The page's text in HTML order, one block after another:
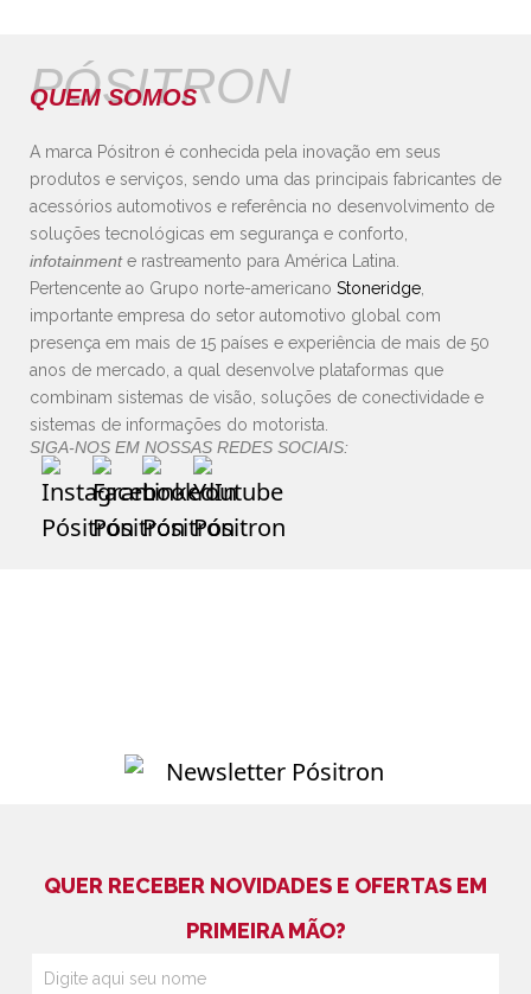
PÓSITRON
QUEM SOMOS
A marca Pósitron é conhecida pela inovação em seus
produtos e serviços, sendo uma das principais fabricantes de
acessórios automotivos e referência no desenvolvimento de
soluções tecnológicas em segurança e conforto,
infotainmente rastreamento para América Latina.
Pertencente ao Grupo norte-americano Stoneridge
importante empresa do setor automotivo global com
presença em mais de 15 países e experiência de mais de 50
anos de mercado, a qual desenvolve plataformas que
combinam sistemas de visão, soluções de conectividade e
sistemas de informações do motorista.
SIGA-NOS EM NOSSAS REDES SOCIAIS:
QUER RECEBER NOVIDADES E OFERTAS EM
PRIMEIRA MÃO?